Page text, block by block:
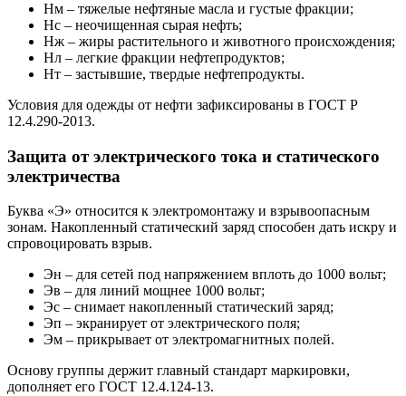
Нм – тяжелые нефтяные масла и густые фракции;
Нс – неочищенная сырая нефть;
Нж – жиры растительного и животного происхождения;
Нл – легкие фракции нефтепродуктов;
Нт – застывшие, твердые нефтепродукты.
Условия для одежды от нефти зафиксированы в ГОСТ Р
12.4.290-2013.
Защита от электрического тока и статического
электричества
Буква «Э» относится к электромонтажу и взрывоопасным
зонам. Накопленный статический заряд способен дать искру и
спровоцировать взрыв.
Эн – для сетей под напряжением вплоть до 1000 вольт;
Эв – для линий мощнее 1000 вольт;
Эс – снимает накопленный статический заряд;
Эп – экранирует от электрического поля;
Эм – прикрывает от электромагнитных полей.
Основу группы держит главный стандарт маркировки,
дополняет его ГОСТ 12.4.124-13.